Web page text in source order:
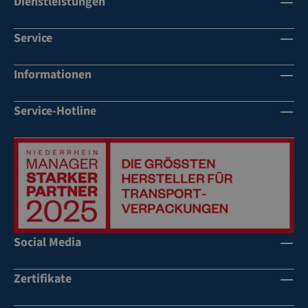
Service
Informationen
Service-Hotline
Social Media
Zertifikate